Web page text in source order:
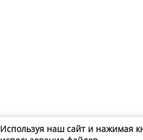
Используя наш сайт и нажимая